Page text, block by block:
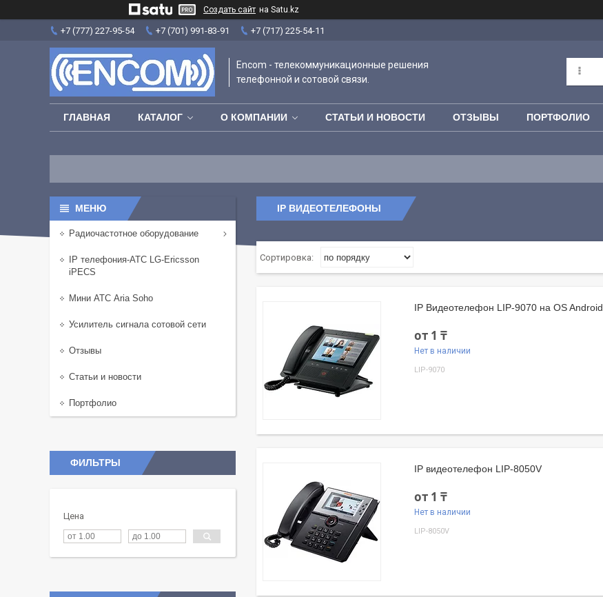
Создать сайт на Satu.kz
+7 (777) 227-95-54 +7 (701) 991-83-91 +7 (717) 225-54-11
Encom - телекоммуникационные решения
телефонной и сотовой связи.
ГЛАВНАЯ КАТАЛОГ О КОМПАНИИ СТАТЬИ И НОВОСТИ ОТЗЫВЫ ПОРТФОЛИО
IP ВИДЕОТЕЛЕФОНЫ
IP Видеотелефон LIP-9070 на OS Android
от 1 ₸
Нет в наличии
LIP-9070
IP видеотелефон LIP-8050V
от 1 ₸
Нет в наличии
LIP-8050V
Радиочастотное оборудование
IP телефония-АТС LG-Ericsson
iPECS
Мини АТС Aria Soho
Усилитель сигнала сотовой сети
Отзывы
Статьи и новости
Портфолио
ФИЛЬТРЫ
Цена